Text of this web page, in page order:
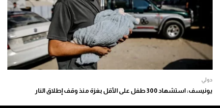
دولي
يونيسف: استشهاد 300 طفل على الأقل بغزة منذ وقف إطلاق النار